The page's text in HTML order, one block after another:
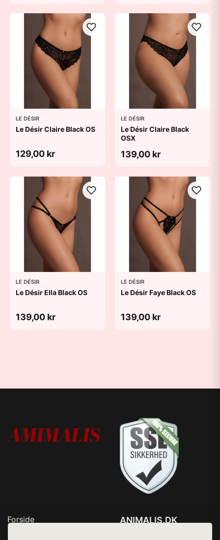
LE DÉSIR
Le Désir Claire Black OS
129,00 kr
LE DÉSIR
Le Désir Claire Black
OSX
139,00 kr
LE DÉSIR
Le Désir Ella Black OS
139,00 kr
LE DÉSIR
Le Désir Faye Black OS
139,00 kr
Forside
ANIMALIS.DK